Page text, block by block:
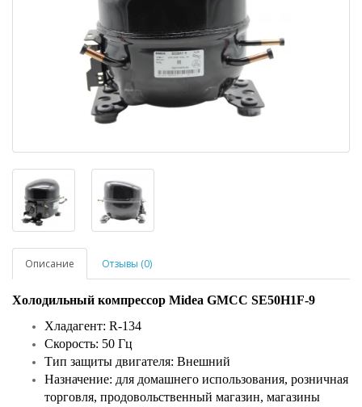
Описание Отзывы (0)
Холодильный компрессор Midea GMCC SE50H1F-9
Хладагент: R-134
Скорость: 50 Гц
Тип защиты двигателя: Внешний
Назначение: для домашнего использования, розничная
торговля, продовольственный магазин, магазины